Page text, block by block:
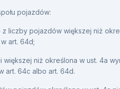
pojazdów:
z liczby pojazdów większej niż
art. 64d;
większej niż określona w ust. 4a
art. 64c albo art. 64d.